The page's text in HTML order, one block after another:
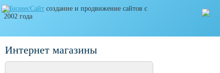
создание и продвижение сайтов с
2002 года
Интернет магазины